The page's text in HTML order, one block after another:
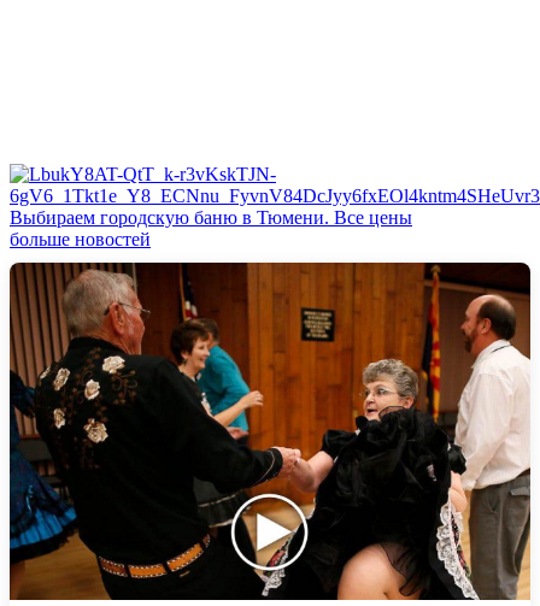
Выбираем городскую баню в Тюмени. Все цены
больше новостей